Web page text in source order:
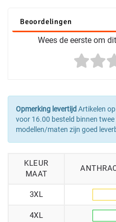
Beoordelingen
Wees de eerste om
Opmerking levertijd Artikelen
voor 16.00 besteld binnen
modellen/maten zijn goed
KLEUR
MAAT
3XL
4XL